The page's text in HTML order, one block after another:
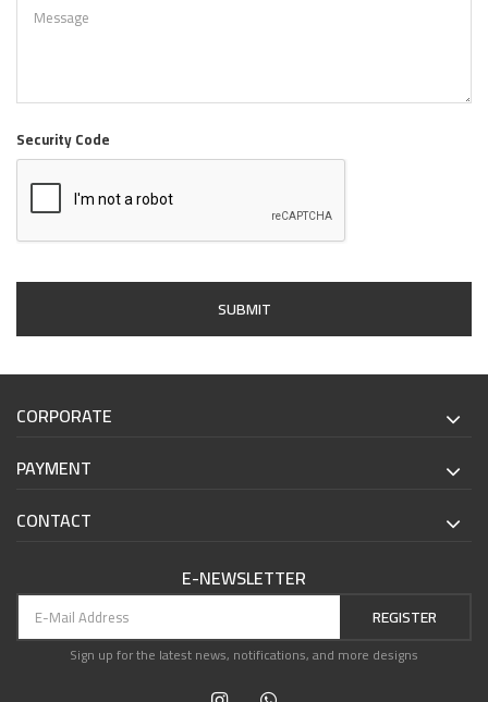
Security Code
SUBMIT
CORPORATE
PAYMENT
CONTACT
E-NEWSLETTER
REGISTER
Sign up for the latest news, notifications, and more designs